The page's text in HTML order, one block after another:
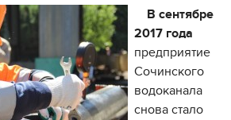
В сентябре
2017 года
предприятие
Сочинского
водоканала
снова стало